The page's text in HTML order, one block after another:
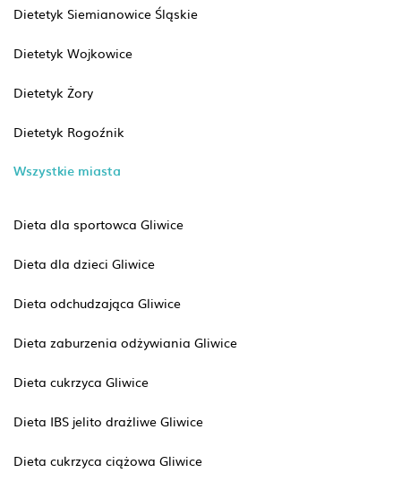
Dietetyk Siemianowice Śląskie
Dietetyk Wojkowice
Dietetyk Żory
Dietetyk Rogoźnik
Wszystkie miasta
Dieta dla sportowca Gliwice
Dieta dla dzieci Gliwice
Dieta odchudzająca Gliwice
Dieta zaburzenia odżywiania Gliwice
Dieta cukrzyca Gliwice
Dieta IBS jelito drażliwe Gliwice
Dieta cukrzyca ciążowa Gliwice